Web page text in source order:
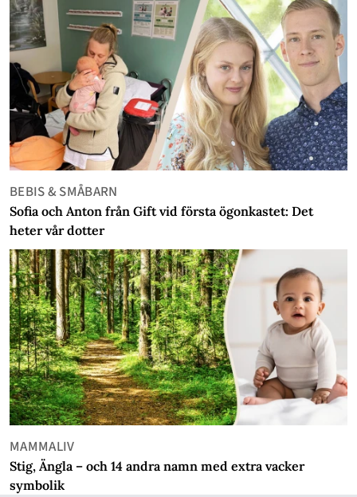
BEBIS & SMÅBARN
Sofia och Anton från Gift vid första ögonkastet: Det
heter vår dotter
MAMMALIV
Stig, Ängla – och 14 andra namn med extra vacker
symbolik